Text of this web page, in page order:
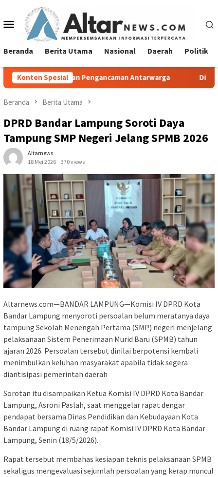
konten Menu
Mobile
Beranda Berita Utama Nasional Daerah Politik
Konten SpesialAntarwarga Diduga Langgar GSB,
Beranda Berita Utama
DPRD Bandar Lampung Soroti Daya
Tampung SMP Negeri Jelang SPMB 2026
Altarnews
18 Mei 2026
370 views
Altarnews.com—BANDAR LAMPUNG—Komisi IV DPRD Kota
Bandar Lampung menyoroti persoalan belum meratanya daya
tampung Sekolah Menengah Pertama (SMP) negeri menjelang
pelaksanaan Sistem Penerimaan Murid Baru (SPMB) tahun
ajaran 2026. Persoalan tersebut dinilai berpotensi kembali
menimbulkan keluhan masyarakat apabila tidak segera
diantisipasi pemerintah daerah
Sorotan itu disampaikan Ketua Komisi IV DPRD Kota Bandar
Lampung, Asroni Paslah, saat menggelar rapat dengar
pendapat bersama Dinas Pendidikan dan Kebudayaan Kota
Bandar Lampung di ruang rapat Komisi IV DPRD Kota Bandar
Lampung, Senin (18/5/2026).
Rapat tersebut membahas kesiapan teknis pelaksanaan SPMB
sekaligus mengevaluasi sejumlah persoalan yang kerap muncul